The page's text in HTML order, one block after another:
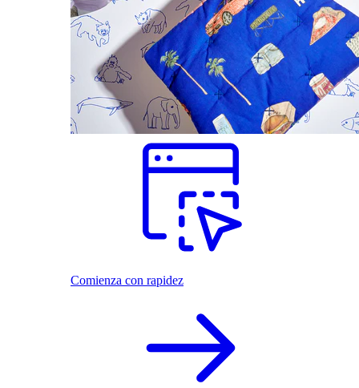
Comienza con rapidez